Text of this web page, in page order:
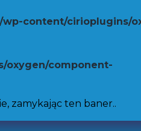
content/cirioplugins/
oxygen/component-
zamykając ten baner..